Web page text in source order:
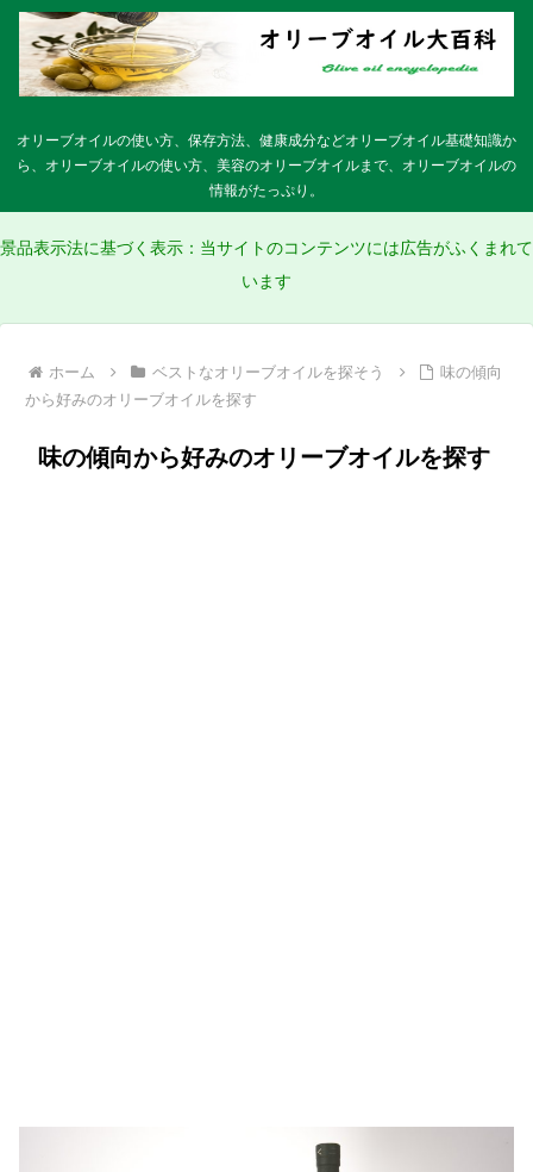
オリーブオイルの使い方、保存方法、健康成分などオリーブオイル基礎知識か
ら、オリーブオイルの使い方、美容のオリーブオイルまで、オリーブオイルの
情報がたっぷり。
景品表示法に基づく表示：当サイトのコンテンツには広告がふくまれて
います
ホーム ベストなオリーブオイルを探そう
味の傾向
から好みのオリーブオイルを探す
味の傾向から好みのオリーブオイルを探す